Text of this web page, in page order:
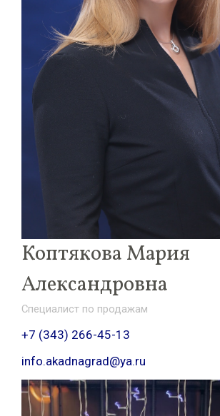
Коптякова Мария
Александровна
Специалист по продажам
+7 (343) 266-45-13
info.akadnagrad@ya.ru